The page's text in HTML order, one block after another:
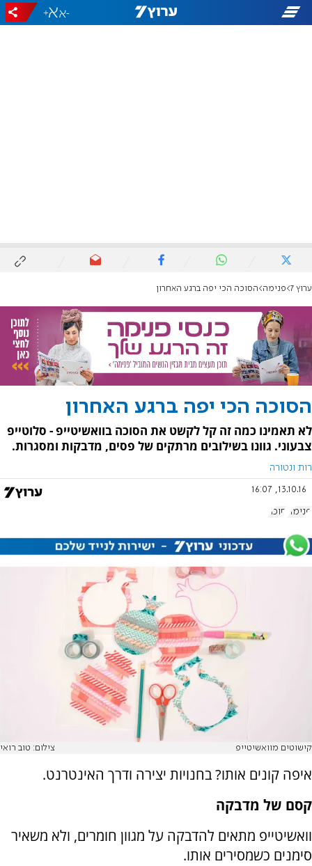
-
+
ערוץ 7 פנימה הסוכה הכי יפה ברגע האחרון
הסוכה הכי יפה ברגע האחרון
לא תאמינו כמה זה קל לקשט את הסוכה בוואשיטייפ - סלוטייפ
צבעוני. גוונו בשילובים מרתקים של פסים, מדבקות ומסגרות.
רות ונטורה
13.10.16, 16:07
פנימה סוכה
קישוטים מוואשיטייפ צילום: טוב רואי
איפה קונים אותו? בחנויות יצירה ודרך האינטרנט.
קסם של מדבקה
וואשיטייפ מתאים להדבקה על מגוון חומרים, ולא משאיר
סימנים כשמסירים אותו.